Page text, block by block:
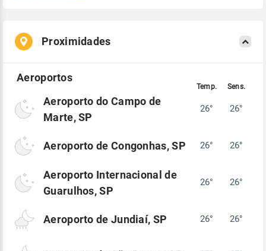
Proximidades
Aeroporto do Campo de
Marte, SP
26° 26°
Aeroporto de Congonhas, SP 26° 26°
Aeroporto Internacional de
Guarulhos, SP
26° 26°
Aeroporto de Jundiaí, SP 26° 26°